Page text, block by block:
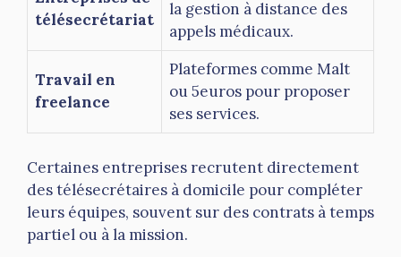
télésecrétariat
la gestion à distance des
appels médicaux.
Travail en
freelance
Plateformes comme Malt
ou 5euros pour proposer
ses services.
Certaines entreprises recrutent directement
des télésecrétaires à domicile pour compléter
leurs équipes, souvent sur des contrats à temps
partiel ou à la mission.